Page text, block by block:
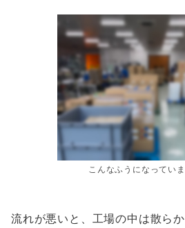
こんなふうになってい
流れが悪いと、工場の中は散らか